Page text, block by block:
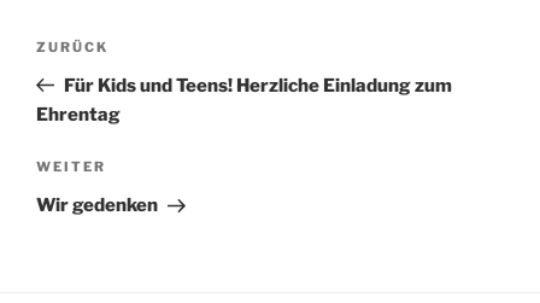
Beitragsnavigation
Vorheriger
Beitrag
ZURÜCK
Für Kids und Teens! Herzliche Einladung zum
Ehrentag
Nächster
Beitrag
WEITER
Wir gedenken